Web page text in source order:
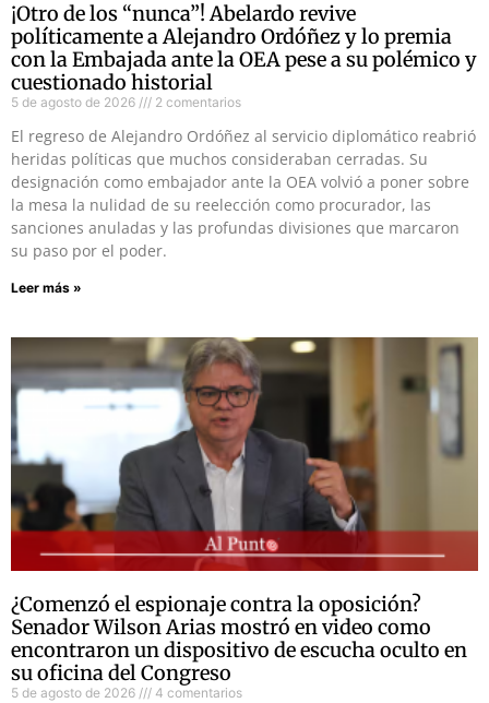
¡Otro de los “nunca”! Abelardo revive
políticamente a Alejandro Ordóñez y lo premia
con la Embajada ante la OEA pese a su polémico y
cuestionado historial
5 de agosto de 2026 2 comentarios
El regreso de Alejandro Ordóñez al servicio diplomático reabrió
heridas políticas que muchos consideraban cerradas. Su
designación como embajador ante la OEA volvió a poner sobre
la mesa la nulidad de su reelección como procurador, las
sanciones anuladas y las profundas divisiones que marcaron
su paso por el poder.
Leer más »
¿Comenzó el espionaje contra la oposición?
Senador Wilson Arias mostró en video como
encontraron un dispositivo de escucha oculto en
su oficina del Congreso
5 de agosto de 2026 4 comentarios